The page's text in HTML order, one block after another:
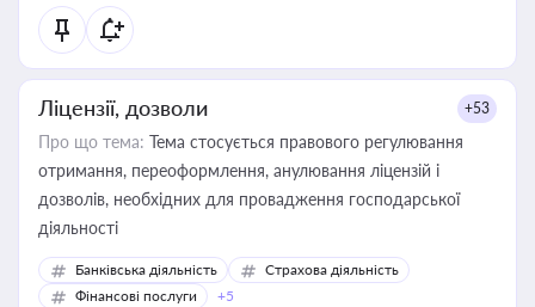
Ліцензії, дозволи +53
Про що тема: Тема стосується правового регулювання
отримання, переоформлення, анулювання ліцензій і
дозволів, необхідних для провадження господарської
діяльності
Банківська діяльність
Страхова діяльність
Фінансові послуги
+5